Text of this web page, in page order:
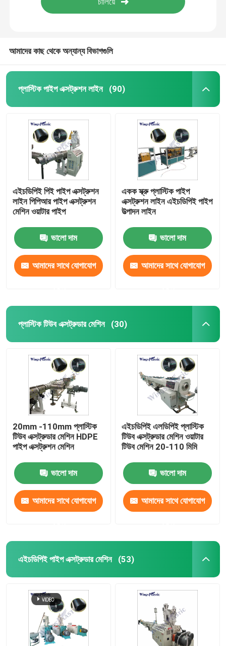
আমাদের কাছ থেকে অন্যান্য বিভাগগুলি
প্লাস্টিক পাইপ এক্সট্রুশন লাইন (90)
এইচডিপিই পিই পাইপ এক্সট্রুশন
লাইন পিপিআর পাইপ এক্সট্রুশন
মেশিন ওয়াটার পাইপ
ভালো দাম
আমাদের সাথে যোগাযোগ
একক স্ক্রু প্লাস্টিক পাইপ
এক্সট্রুশন লাইন এইচডিপিই পাইপ
উত্পাদন লাইন
ভালো দাম
আমাদের সাথে যোগাযোগ
প্লাস্টিক টিউব এক্সট্রুডার মেশিন (30)
20mm -110mm প্লাস্টিক
টিউব এক্সট্রুডার মেশিন HDPE
পাইপ এক্সট্রুশন মেশিন
ভালো দাম
আমাদের সাথে যোগাযোগ
এইচডিপিই এলডিপিই প্লাস্টিক
টিউব এক্সট্রুডার মেশিন ওয়াটার
টিউব মেশিন 20-110 মিমি
ভালো দাম
আমাদের সাথে যোগাযোগ
এইচডিপিই পাইপ এক্সট্রুডার মেশিন (53)